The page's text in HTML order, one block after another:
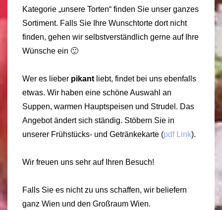
Kategorie „unsere Torten“ finden Sie unser ganzes
Sortiment. Falls Sie Ihre Wunschtorte dort nicht
finden, gehen wir selbstverständlich gerne auf Ihre
Wünsche ein 🙂
Wer es lieber pikant liebt, findet bei uns ebenfalls
etwas. Wir haben eine schöne Auswahl an
Suppen, warmen Hauptspeisen und Strudel. Das
Angebot ändert sich ständig. Stöbern Sie in
unserer Frühstücks- und Getränkekarte (pdf Link).
Wir freuen uns sehr auf Ihren Besuch!
Falls Sie es nicht zu uns schaffen, wir beliefern
ganz Wien und den Großraum Wien.